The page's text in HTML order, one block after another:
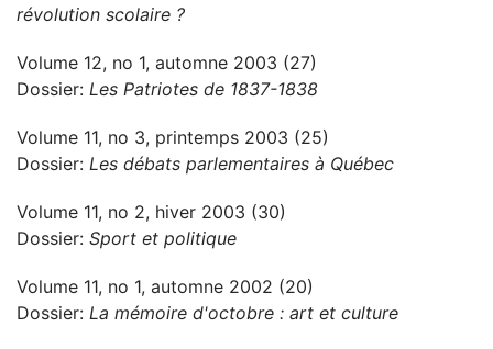
révolution scolaire ?
Volume 12, no 1, automne 2003 (27)
Dossier: Les Patriotes de 1837-1838
Volume 11, no 3, printemps 2003 (25)
Dossier: Les débats parlementaires à Québec
Volume 11, no 2, hiver 2003 (30)
Dossier: Sport et politique
Volume 11, no 1, automne 2002 (20)
Dossier: La mémoire d'octobre : art et culture